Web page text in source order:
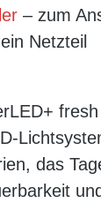
– zum
Netzteil
das